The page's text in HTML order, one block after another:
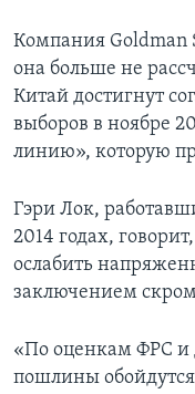
Компания Goldman
она больше не
Китай достигнут
выборов в ноябре
линию», которую
Гэри Лок,
2014 годах,
ослабить
заключением
«По оценкам ФРС и
пошлины